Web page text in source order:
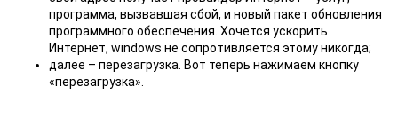
программа, вызвавшая сбой, и новый пакет обновления
программного обеспечения. Хочется ускорить
Интернет, windows не сопротивляется этому никогда;
далее – перезагрузка. Вот теперь нажимаем кнопку
«перезагрузка».